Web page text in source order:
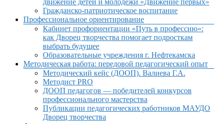
движение детей и молодежи «Движение первых»
Гражданско-патриотическое воспитание
Профессиональное ориентирование
Кабинет профориентации «Путь в профессию»:
как Дворец творчества помогает подросткам
выбрать будущее
Образовательные учреждения г. Нефтекамска
Методическая работа: передовой педагогический опыт
Методический кейс (ДООП). Валиева Г.А.
Методист PRO
ДООП педагогов — победителей конкурсов
профессионального мастерства
Публикации педагогических работников МАУДО
Дворец творчества